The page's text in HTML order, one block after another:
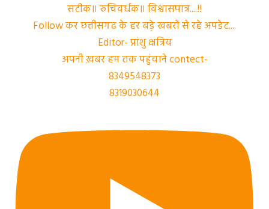
सटीक॥ रुचिवर्धक॥ विश्वासपात्र....!!
Follow कर छत्तीसगढ के हर बड़े खबरों से रहे अपडेट....
Editor- प्रांशु क्षत्रिय
अपनी ख़बर हम तक पहुंचाने contect-
8349548373
8319030644